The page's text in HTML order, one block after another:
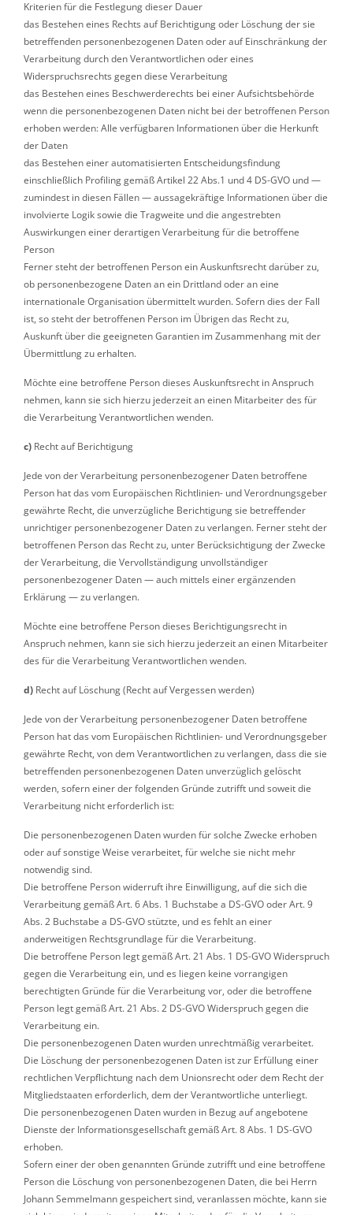
Kriterien für die Festlegung dieser Dauer
das Bestehen eines Rechts auf Berichtigung oder Löschung der sie
betreffenden personenbezogenen Daten oder auf Einschränkung der
Verarbeitung durch den Verantwortlichen oder eines
Widerspruchsrechts gegen diese Verarbeitung
das Bestehen eines Beschwerderechts bei einer Aufsichtsbehörde
wenn die personenbezogenen Daten nicht bei der betroffenen Person
erhoben werden: Alle verfügbaren Informationen über die Herkunft
der Daten
das Bestehen einer automatisierten Entscheidungsfindung
einschließlich Profiling gemäß Artikel 22 Abs.1 und 4 DS-GVO und —
zumindest in diesen Fällen — aussagekräftige Informationen über die
involvierte Logik sowie die Tragweite und die angestrebten
Auswirkungen einer derartigen Verarbeitung für die betroffene
Person
Ferner steht der betroffenen Person ein Auskunftsrecht darüber zu,
ob personenbezogene Daten an ein Drittland oder an eine
internationale Organisation übermittelt wurden. Sofern dies der Fall
ist, so steht der betroffenen Person im Übrigen das Recht zu,
Auskunft über die geeigneten Garantien im Zusammenhang mit der
Übermittlung zu erhalten.
Möchte eine betroffene Person dieses Auskunftsrecht in Anspruch
nehmen, kann sie sich hierzu jederzeit an einen Mitarbeiter des für
die Verarbeitung Verantwortlichen wenden.
c) Recht auf Berichtigung
Jede von der Verarbeitung personenbezogener Daten betroffene
Person hat das vom Europäischen Richtlinien- und Verordnungsgeber
gewährte Recht, die unverzügliche Berichtigung sie betreffender
unrichtiger personenbezogener Daten zu verlangen. Ferner steht der
betroffenen Person das Recht zu, unter Berücksichtigung der Zwecke
der Verarbeitung, die Vervollständigung unvollständiger
personenbezogener Daten — auch mittels einer ergänzenden
Erklärung — zu verlangen.
Möchte eine betroffene Person dieses Berichtigungsrecht in
Anspruch nehmen, kann sie sich hierzu jederzeit an einen Mitarbeiter
des für die Verarbeitung Verantwortlichen wenden.
d) Recht auf Löschung (Recht auf Vergessen werden)
Jede von der Verarbeitung personenbezogener Daten betroffene
Person hat das vom Europäischen Richtlinien- und Verordnungsgeber
gewährte Recht, von dem Verantwortlichen zu verlangen, dass die sie
betreffenden personenbezogenen Daten unverzüglich gelöscht
werden, sofern einer der folgenden Gründe zutrifft und soweit die
Verarbeitung nicht erforderlich ist:
Die personenbezogenen Daten wurden für solche Zwecke erhoben
oder auf sonstige Weise verarbeitet, für welche sie nicht mehr
notwendig sind.
Die betroffene Person widerruft ihre Einwilligung, auf die sich die
Verarbeitung gemäß Art. 6 Abs. 1 Buchstabe a DS-GVO oder Art. 9
Abs. 2 Buchstabe a DS-GVO stützte, und es fehlt an einer
anderweitigen Rechtsgrundlage für die Verarbeitung.
Die betroffene Person legt gemäß Art. 21 Abs. 1 DS-GVO Widerspruch
gegen die Verarbeitung ein, und es liegen keine vorrangigen
berechtigten Gründe für die Verarbeitung vor, oder die betroffene
Person legt gemäß Art. 21 Abs. 2 DS-GVO Widerspruch gegen die
Verarbeitung ein.
Die personenbezogenen Daten wurden unrechtmäßig verarbeitet.
Die Löschung der personenbezogenen Daten ist zur Erfüllung einer
rechtlichen Verpflichtung nach dem Unionsrecht oder dem Recht der
Mitgliedstaaten erforderlich, dem der Verantwortliche unterliegt.
Die personenbezogenen Daten wurden in Bezug auf angebotene
Dienste der Informationsgesellschaft gemäß Art. 8 Abs. 1 DS-GVO
erhoben.
Sofern einer der oben genannten Gründe zutrifft und eine betroffene
Person die Löschung von personenbezogenen Daten, die bei Herrn
Johann Semmelmann gespeichert sind, veranlassen möchte, kann sie